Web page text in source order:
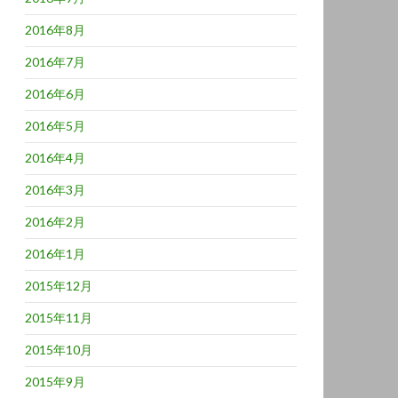
2016年8月
2016年7月
2016年6月
2016年5月
2016年4月
2016年3月
2016年2月
2016年1月
2015年12月
2015年11月
2015年10月
2015年9月